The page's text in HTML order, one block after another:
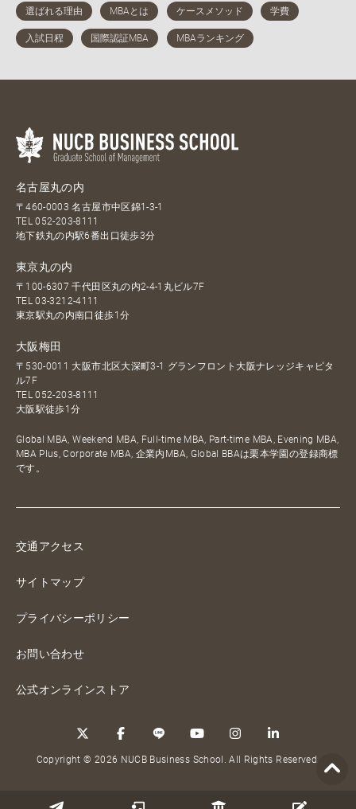
名古屋丸の内
〒460-0003 名古屋市中区錦1-3-1
TEL052-203-8111
地下鉄丸の内駅6番出口徒歩3分
東京丸の内
〒100-6307 千代田区丸の内2-4-1丸ビル7F
TEL03-3212-4111
東京駅丸の内南口徒歩1分
大阪梅田
〒530-0011 大阪市北区大深町3-1 グランフロント大阪ナレッジキャピタ
ル7F
TEL052-203-8111
大阪駅徒歩1分
Global MBA, Weekend MBA, Full-time MBA, Part-time MBA, Evening MBA,
MBA Plus, Corporate MBA, 企業内MBA, Global BBAは栗本学園の登録商標
です。
交通アクセス
サイトマップ
プライバシーポリシー
お問い合わせ
公式オンラインストア
Copyright © 2026 NUCB Business School. All Rights Reserved.